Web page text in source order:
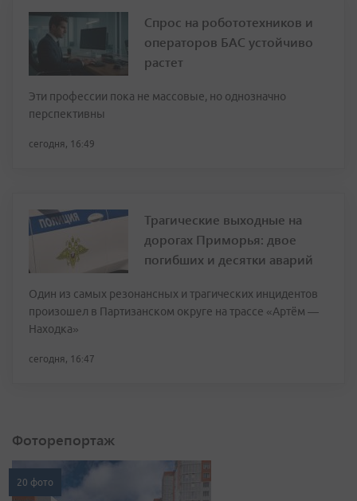
Спрос на робототехников и
операторов БАС устойчиво
растет
Эти профессии пока не массовые, но однозначно
перспективны
сегодня, 16:49
Трагические выходные на
дорогах Приморья: двое
погибших и десятки аварий
Один из самых резонансных и трагических инцидентов
произошел в Партизанском округе на трассе «Артём —
Находка»
сегодня, 16:47
Фоторепортаж
20 фото